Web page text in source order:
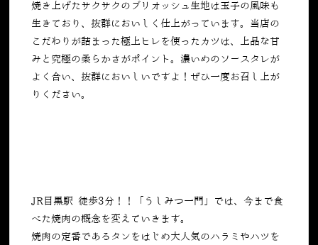
焼き上げたサクサクのブリオッシュ生地は玉子の風味も
生きており、抜群においしく仕上がっています。当店の
こだわりが詰まった極上ヒレを使ったカツは、上品な甘
みと究極の柔らかさがポイント。濃いめのソースタレが
よく合い、抜群においしいですよ！ぜひ一度お召し上が
りください。
JR目黒駅 徒歩3分！！「うしみつ一門」では、今まで食
べた焼肉の概念を変えていきます。
焼肉の定番であるタンをはじめ大人気のハラミやハツを